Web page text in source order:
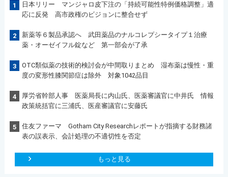
1
日本リリー マンジャロ皮下注の「持続可能性特例価格調整」適
応に反発 高市政権のビジョンに整合せず
2
新薬等６製品承認へ 武田薬品のナルコレプシータイプ１治療
薬・オーゼイフル錠など 第一部会が了承
3
OTC類似薬の技術的検討会が中間取りまとめ 湿布薬は慢性・重
度の変形性膝関節症は除外 対象1042品目
4
厚労省幹部人事 医薬局長に内山氏、医薬審議官に中井氏 情報
政策統括官に三浦氏、医産審議官に安藤氏
5
住友ファーマ Gotham City Researchレポートが指摘する財務諸
表の誤表示、会計処理の不適切性を否定
もっと見る